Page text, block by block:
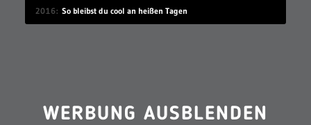
2016 So bleibst du cool an heißen Tagen
WERBUNG AUSBLENDEN